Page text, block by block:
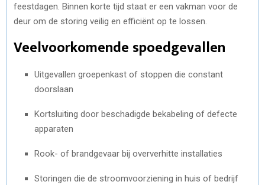
feestdagen. Binnen korte tijd staat er een vakman voor de
deur om de storing veilig en efficiënt op te lossen.
Veelvoorkomende spoedgevallen
Uitgevallen groepenkast of stoppen die constant
doorslaan
Kortsluiting door beschadigde bekabeling of defecte
apparaten
Rook- of brandgevaar bij oververhitte installaties
Storingen die de stroomvoorziening in huis of bedrijf